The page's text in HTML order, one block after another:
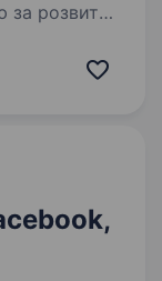
за розвиток
—